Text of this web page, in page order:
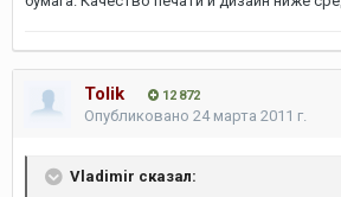
Tolik 12 872
Опубликовано 24 марта 2011 г.
Vladimir сказал: